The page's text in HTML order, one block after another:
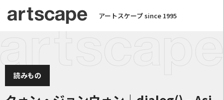
アートスケープ since 1995
読みもの